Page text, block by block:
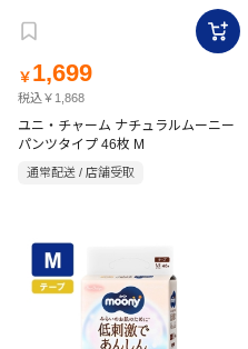
￥ 1,699
税込￥1,868
ユニ・チャーム ナチュラルムーニー
パンツタイプ 46枚 M
通常配送 / 店舗受取